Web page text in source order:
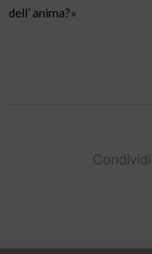
dell’ anima?»